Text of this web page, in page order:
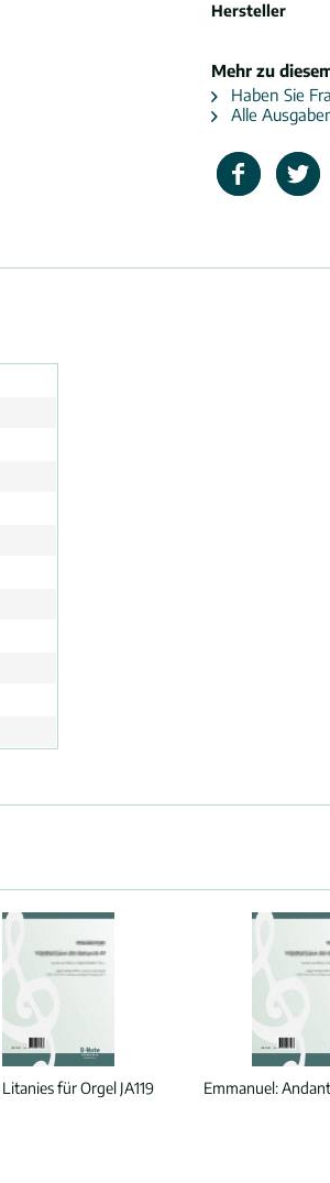
Hersteller
Mehr zu
Haben Sie
Alle
Litanies für Orgel JA119 Emmanuel: